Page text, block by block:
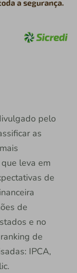
pelo
as
leva em
de
de
e no
de
IPCA,